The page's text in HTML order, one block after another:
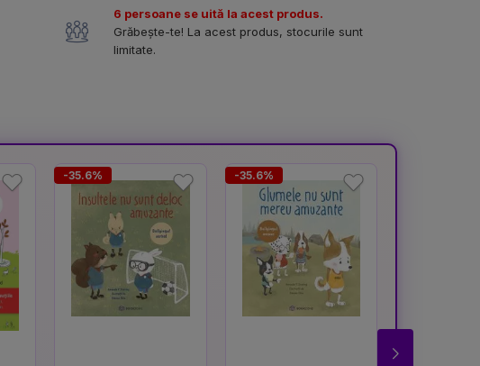
6 persoane se uită la acest produs.
Grăbește-te! La acest produs, stocurile sunt
limitate.
-35.6% -35.6%